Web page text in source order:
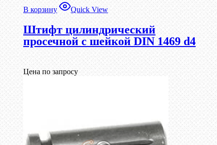
В корзину Quick View
Штифт цилиндрический
просечной с шейкой DIN 1469 d4
Цена по запросу